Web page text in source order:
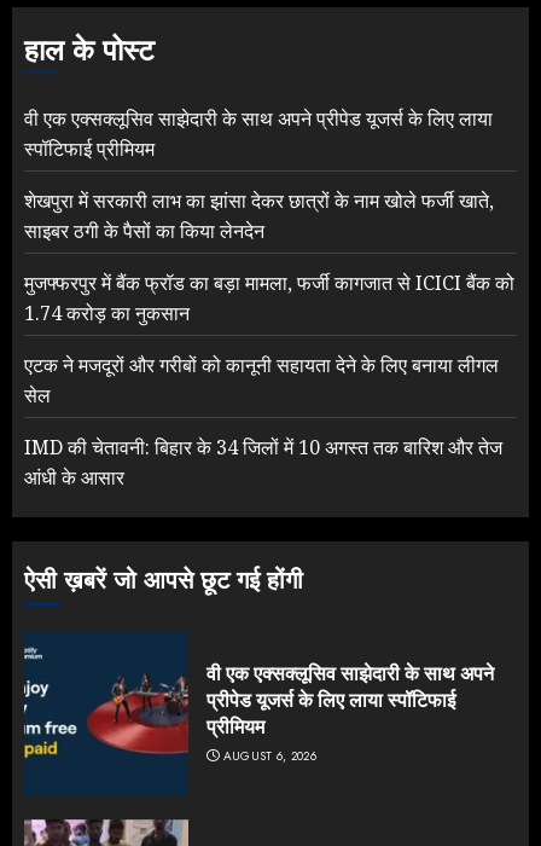
हाल के पोस्ट
वी एक एक्सक्लूसिव साझेदारी के साथ अपने प्रीपेड यूजर्स के लिए लाया
स्पॉटिफाई प्रीमियम
शेखपुरा में सरकारी लाभ का झांसा देकर छात्रों के नाम खोले फर्जी खाते,
साइबर ठगी के पैसों का किया लेनदेन
मुजफ्फरपुर में बैंक फ्रॉड का बड़ा मामला, फर्जी कागजात से ICICI बैंक को
1.74 करोड़ का नुकसान
एटक ने मजदूरों और गरीबों को कानूनी सहायता देने के लिए बनाया लीगल
सेल
IMD की चेतावनी: बिहार के 34 जिलों में 10 अगस्त तक बारिश और तेज
आंधी के आसार
ऐसी ख़बरें जो आपसे छूट गई होंगी
वी एक एक्सक्लूसिव साझेदारी के साथ अपने
प्रीपेड यूजर्स के लिए लाया स्पॉटिफाई
प्रीमियम
AUGUST 6, 2026